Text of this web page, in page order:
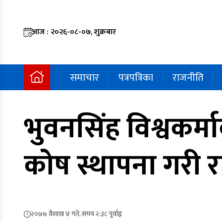
आज : २०२६-०८-०७, शुक्रबार
समाचार पत्रपत्रिका राजनीति
भुवनसिंह
कोष स्थापना गरी
२०७७ वैशाख ४ गते, समय २:३८ पूर्वाह्न